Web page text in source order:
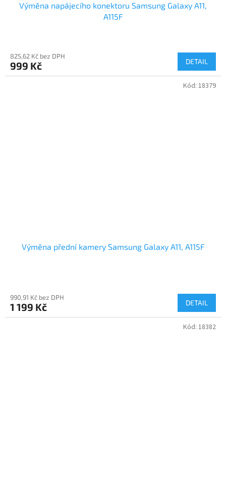
Výměna napájecího konektoru Samsung Galaxy A11,
A115F
825,62 Kč bez DPH
999 Kč DETAIL
Výměna přední kamery Samsung Galaxy A11, A115F
990,91 Kč bez DPH
1 199 Kč DETAIL
Kód: 18379
Kód: 18382